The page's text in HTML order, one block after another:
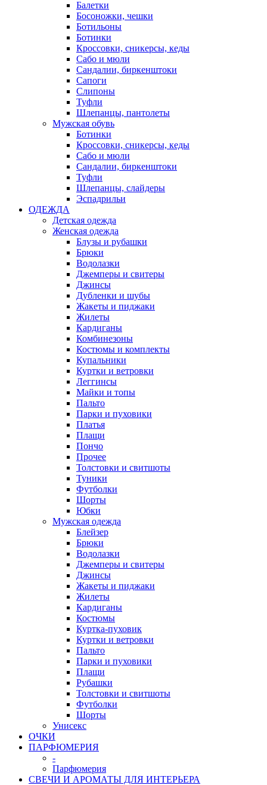
Балетки
Босоножки, чешки
Ботильоны
Ботинки
Кроссовки, сникерсы, кеды
Сабо и мюли
Сандалии, биркенштоки
Сапоги
Слипоны
Туфли
Шлепанцы, пантолеты
Мужская обувь
Ботинки
Кроссовки, сникерсы, кеды
Сабо и мюли
Сандалии, биркенштоки
Туфли
Шлепанцы, слайдеры
Эспадрильи
ОДЕЖДА
Детская одежда
Женская одежда
Блузы и рубашки
Брюки
Водолазки
Джемперы и свитеры
Джинсы
Дубленки и шубы
Жакеты и пиджаки
Жилеты
Кардиганы
Комбинезоны
Костюмы и комплекты
Купальники
Куртки и ветровки
Леггинсы
Майки и топы
Пальто
Парки и пуховики
Платья
Плащи
Пончо
Прочее
Толстовки и свитшоты
Туники
Футболки
Шорты
Юбки
Мужская одежда
Блейзер
Брюки
Водолазки
Джемперы и свитеры
Джинсы
Жакеты и пиджаки
Жилеты
Кардиганы
Костюмы
Куртка-пуховик
Куртки и ветровки
Пальто
Парки и пуховики
Плащи
Рубашки
Толстовки и свитшоты
Футболки
Шорты
Унисекс
ОЧКИ
ПАРФЮМЕРИЯ
-
Парфюмерия
СВЕЧИ И АРОМАТЫ ДЛЯ ИНТЕРЬЕРА